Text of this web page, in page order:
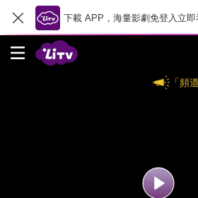
下載 APP，海量影劇免登入立即
「頻